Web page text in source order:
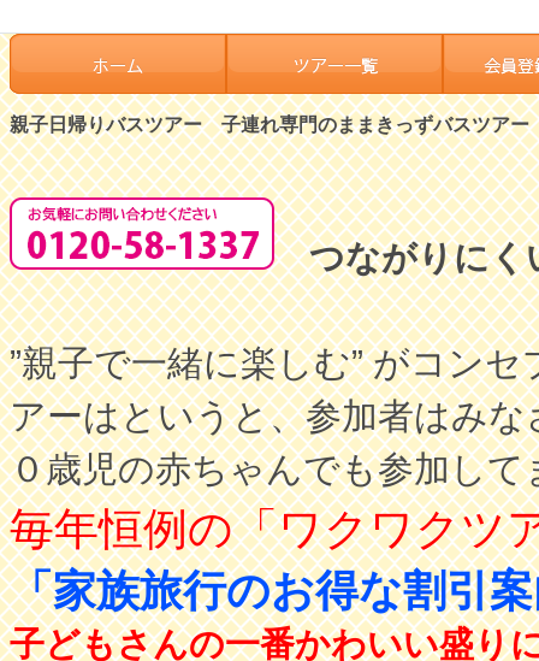
親子日帰りバスツアー 子連れ専門のままきっずバスツアー
つながりにく
”親子で一緒に楽しむ” がコン
アーはというと、参加者はみ
０歳児の赤ちゃんでも参加し
毎年恒例の「ワクワクツ
「家族旅行のお得な割引
子どもさんの一番かわいい盛り